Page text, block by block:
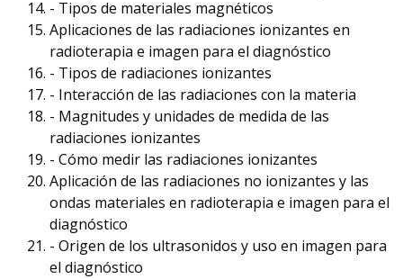
- Tipos de materiales magnéticos
Aplicaciones de las radiaciones ionizantes en
radioterapia e imagen para el diagnóstico
- Tipos de radiaciones ionizantes
- Interacción de las radiaciones con la materia
- Magnitudes y unidades de medida de las
radiaciones ionizantes
- Cómo medir las radiaciones ionizantes
Aplicación de las radiaciones no ionizantes y las
ondas materiales en radioterapia e imagen para el
diagnóstico
- Origen de los ultrasonidos y uso en imagen para
el diagnóstico